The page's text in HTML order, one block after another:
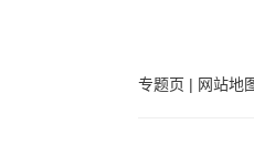
专题页 | 网站地